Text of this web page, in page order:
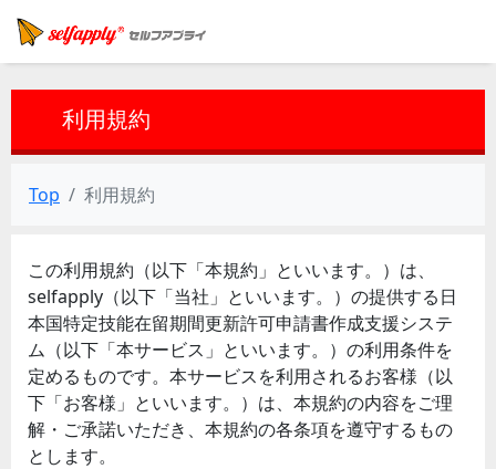
利用規約
Top 利用規約
この利用規約（以下「本規約」といいます。）は、
selfapply（以下「当社」といいます。）の提供する日
本国特定技能在留期間更新許可申請書作成支援システ
ム（以下「本サービス」といいます。）の利用条件を
定めるものです。本サービスを利用されるお客様（以
下「お客様」といいます。）は、本規約の内容をご理
解・ご承諾いただき、本規約の各条項を遵守するもの
とします。